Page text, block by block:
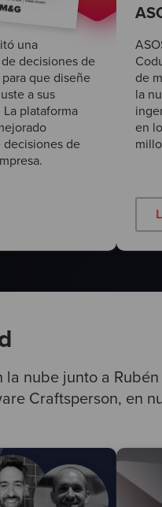
una
decisiones de
que diseñe
a sus
plataforma
de
de
la
en
nube junto a
Craftsperson, en